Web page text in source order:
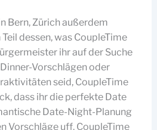
Bern, Zürich außerdem
dessen, was CoupleTime
ihr auf der Suche
Vorschlägen oder
seid, CoupleTime
dass ihr die perfekte Date
Date-Night-Planung
Vorschläge uff. CoupleTime